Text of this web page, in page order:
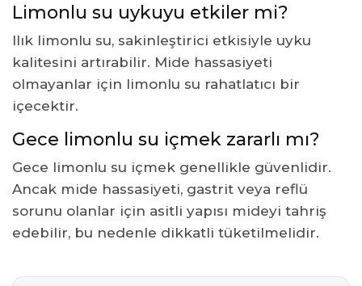
Limonlu su uykuyu etkiler mi?
Ilık limonlu su, sakinleştirici etkisiyle uyku
kalitesini artırabilir. Mide hassasiyeti
olmayanlar için limonlu su rahatlatıcı bir
içecektir.
Gece limonlu su içmek zararlı mı?
Gece limonlu su içmek genellikle güvenlidir.
Ancak mide hassasiyeti, gastrit veya reflü
sorunu olanlar için asitli yapısı mideyi tahriş
edebilir, bu nedenle dikkatli tüketilmelidir.